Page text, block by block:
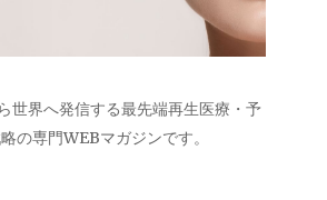
世界へ発信する最先端再生医療・予
の専門WEBマガジンです。